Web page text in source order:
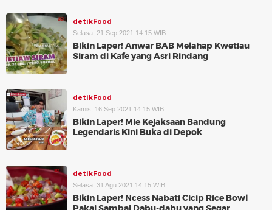
detikFood
Selasa, 21 Sep 2021 14:15 WIB
Bikin Laper! Anwar BAB Melahap Kwetiau
Siram di Kafe yang Asri Rindang
detikFood
Kamis, 16 Sep 2021 14:15 WIB
Bikin Laper! Mie Kejaksaan Bandung
Legendaris Kini Buka di Depok
detikFood
Selasa, 31 Agu 2021 14:15 WIB
Bikin Laper! Ncess Nabati Cicip Rice Bowl